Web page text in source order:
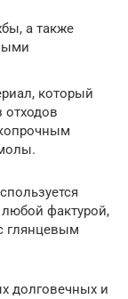
а также
который
отходов
фактурой,
глянцевым
долговечных и